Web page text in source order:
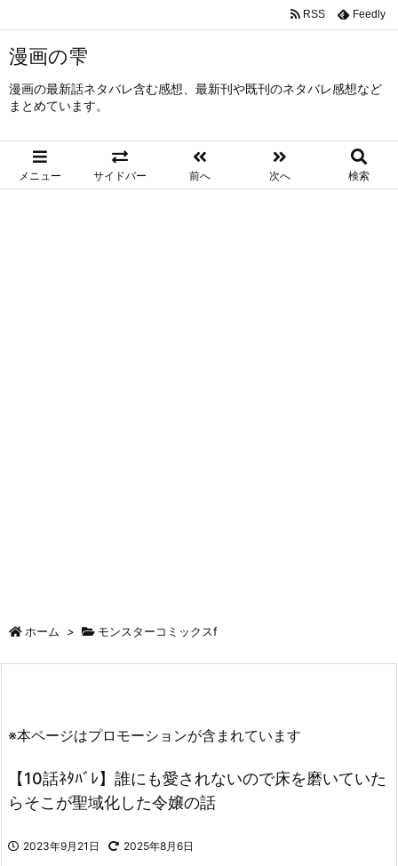
漫画の雫
漫画の最新話ネタバレ含む感想、最新刊や既刊のネタバレ感想など
まとめています。
メニュー サイドバー 前へ 次へ 検索
RSS Feedly
ホーム > モンスターコミックスf
※本ページはプロモーションが含まれています
【10話ﾈﾀﾊﾞﾚ】誰にも愛されないので床を磨いていた
らそこが聖域化した令嬢の話
2023年9月21日 2025年8月6日